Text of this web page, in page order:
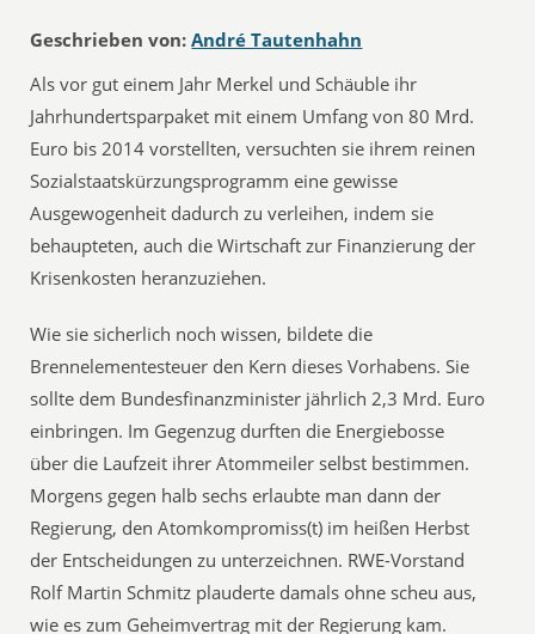
Geschrieben von: André Tautenhahn
Als vor gut einem Jahr Merkel und Schäuble ihr
Jahrhundertsparpaket mit einem Umfang von 80 Mrd.
Euro bis 2014 vorstellten, versuchten sie ihrem reinen
Sozialstaatskürzungsprogramm eine gewisse
Ausgewogenheit dadurch zu verleihen, indem sie
behaupteten, auch die Wirtschaft zur Finanzierung der
Krisenkosten heranzuziehen.
Wie sie sicherlich noch wissen, bildete die
Brennelementesteuer den Kern dieses Vorhabens. Sie
sollte dem Bundesfinanzminister jährlich 2,3 Mrd. Euro
einbringen. Im Gegenzug durften die Energiebosse
über die Laufzeit ihrer Atommeiler selbst bestimmen.
Morgens gegen halb sechs erlaubte man dann der
Regierung, den Atomkompromiss(t) im heißen Herbst
der Entscheidungen zu unterzeichnen. RWE-Vorstand
Rolf Martin Schmitz plauderte damals ohne scheu aus,
wie es zum Geheimvertrag mit der Regierung kam.